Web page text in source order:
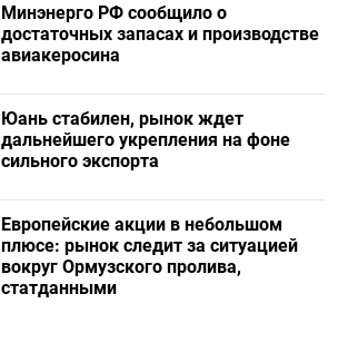
Минэнерго РФ сообщило о
достаточных запасах и производстве
авиакеросина
Юань стабилен, рынок ждет
дальнейшего укрепления на фоне
сильного экспорта
Европейские акции в небольшом
плюсе: рынок следит за ситуацией
вокруг Ормузского пролива,
статданными